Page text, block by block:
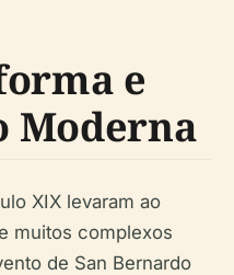
e
Moderna
XIX levaram ao
muitos complexos
de San Bernardo